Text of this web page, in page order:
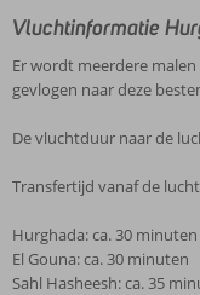
Vluchtinformatie
Er wordt meerdere
gevlogen naar deze
De vluchtduur naar de
Transfertijd vanaf de
Hurghada: ca. 30 minuten
El Gouna: ca. 30 minuten
Sahl Hasheesh: ca. 35